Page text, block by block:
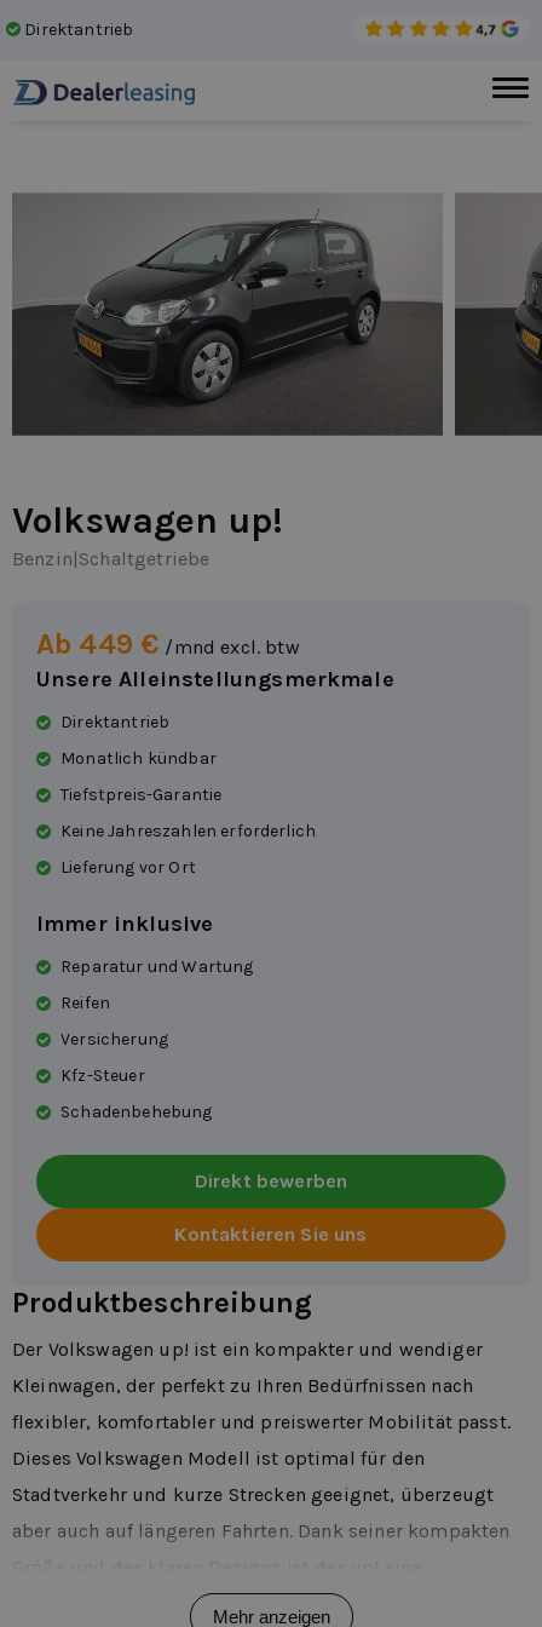
Direktantrieb
Volkswagen up!
Benzin Schaltgetriebe
Ab 449 € /mnd excl. btw
Unsere Alleinstellungsmerkmale
Direktantrieb
Monatlich kündbar
Tiefstpreis-Garantie
Keine Jahreszahlen erforderlich
Lieferung vor Ort
Immer inklusive
Reparatur und Wartung
Reifen
Versicherung
Kfz-Steuer
Schadenbehebung
Direkt bewerben
Kontaktieren Sie uns
Produktbeschreibung
Der Volkswagen up! ist ein kompakter und wendiger
Kleinwagen, der perfekt zu Ihren Bedürfnissen nach
flexibler, komfortabler und preiswerter Mobilität passt.
Dieses Volkswagen Modell ist optimal für den
Stadtverkehr und kurze Strecken geeignet, überzeugt
aber auch auf längeren Fahrten. Dank seiner kompakten
hervorragende Wahl, wenn Sie nur vorübergehend und
Mehr anzeigen